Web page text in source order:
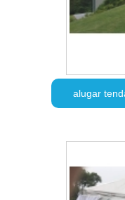
alugar